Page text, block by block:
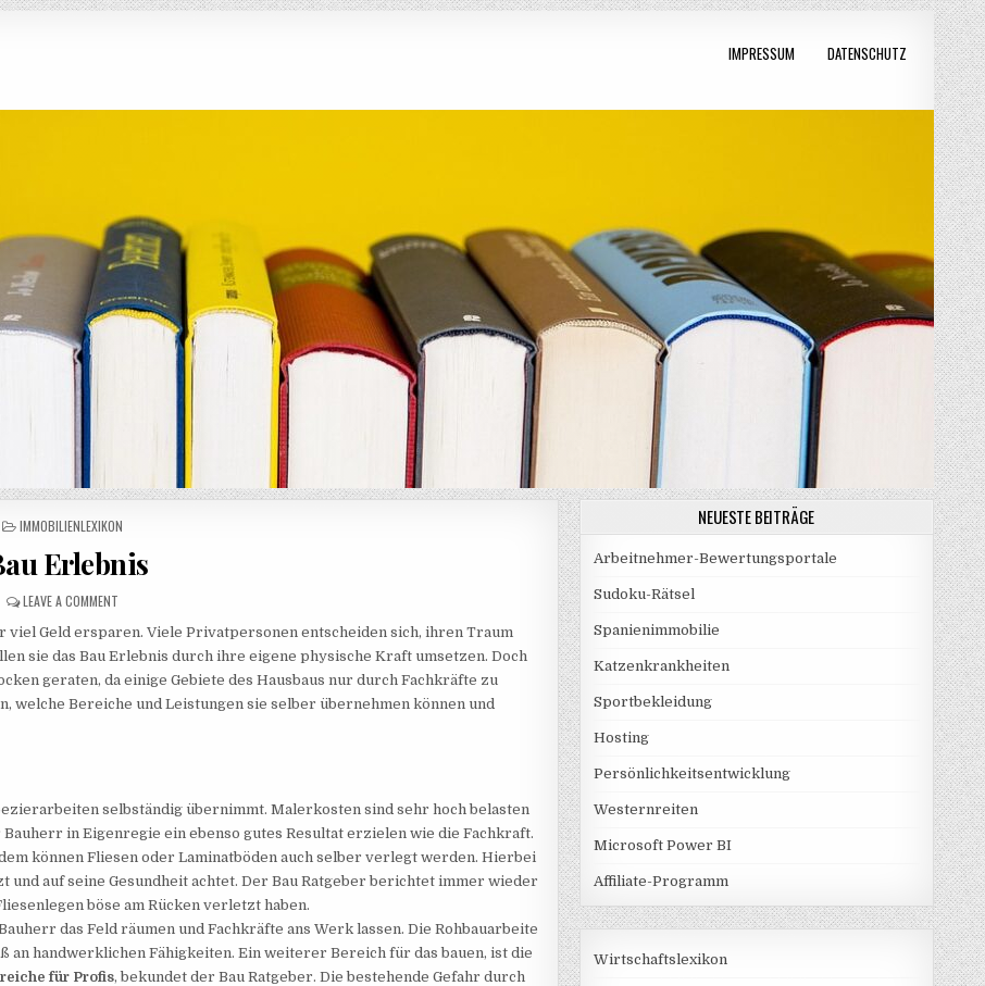
IMPRESSUM DATENSCHUTZ
POSTED IN
IMMOBILIENLEXIKON
Erlebnis
LEAVE A COMMENTON BAU ERLEBNIS
viel Geld ersparen. Viele Privatpersonen entscheiden sich, ihren Traum
sie das Bau Erlebnis durch ihre eigene physische Kraft umsetzen. Doch
geraten, da einige Gebiete des Hausbaus nur durch Fachkräfte zu
welche Bereiche und Leistungen sie selber übernehmen können und
selbständig übernimmt. Malerkosten sind sehr hoch belasten
in Eigenregie ein ebenso gutes Resultat erzielen wie die Fachkraft.
können Fliesen oder Laminatböden auch selber verlegt werden. Hierbei
und auf seine Gesundheit achtet. Der Bau Ratgeber berichtet immer wieder
böse am Rücken verletzt haben.
das Feld räumen und Fachkräfte ans Werk lassen. Die Rohbauarbeite
an handwerklichen Fähigkeiten. Ein weiterer Bereich für das bauen, ist die
für Profis, bekundet der Bau Ratgeber. Die bestehende Gefahr durch
NEUESTE BEITRÄGE
Arbeitnehmer-Bewertungsportale
Sudoku-Rätsel
Spanienimmobilie
Katzenkrankheiten
Sportbekleidung
Hosting
Persönlichkeitsentwicklung
Westernreiten
Microsoft Power BI
Affiliate-Programm
Wirtschaftslexikon